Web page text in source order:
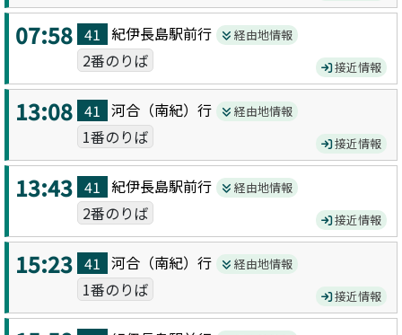
07:58 41 紀伊長島駅前行 経由地情報
2番のりば 接近情報
13:08 41 河合（南紀） 行 経由地情報
1番のりば 接近情報
13:43 41 紀伊長島駅前行 経由地情報
2番のりば 接近情報
15:23 41 河合（南紀） 行 経由地情報
1番のりば 接近情報